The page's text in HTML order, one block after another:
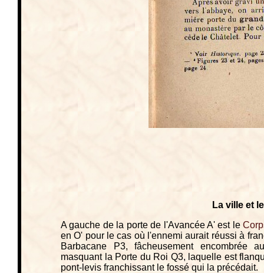
La ville et
A gauche de la porte de l'Avancée A' est le
en O' pour le cas où l'ennemi aurait réussi à
Barbacane P3, fâcheusement encombrée
masquant la Porte du Roi Q3, laquelle est
pont-levis franchissant le fossé qui la précédait.